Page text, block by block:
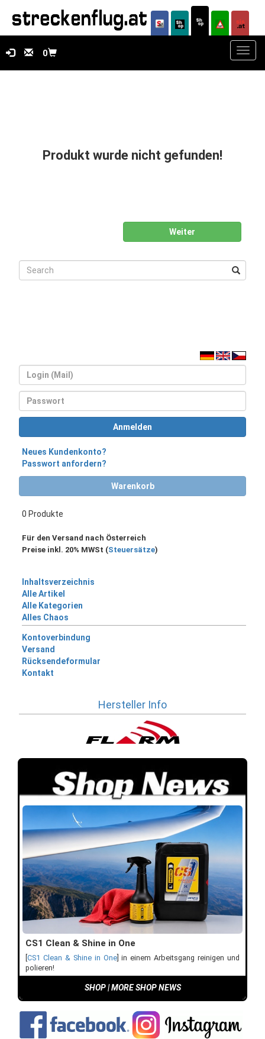
0
Produkt wurde nicht gefunden!
Weiter
Login
Passwort
Anmelden
Neues Kundenkonto?
Passwort anfordern?
Warenkorb
0 Produkte
Für den Versand nach Österreich
Preise inkl. 20% MWSt (Steuersätze)
Inhaltsverzeichnis
Alle Artikel
Alle Kategorien
Alles Chaos
Kontoverbindung
Versand
Rücksendeformular
Kontakt
Hersteller Info
CS1 Clean & Shine in One
[CS1 Clean & Shine in One] in einem Arbeitsgang reinigen und
polieren!
SHOP|MORE SHOP NEWS